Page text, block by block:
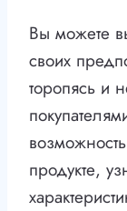
Вы можете
своих
торопясь и
продукте,